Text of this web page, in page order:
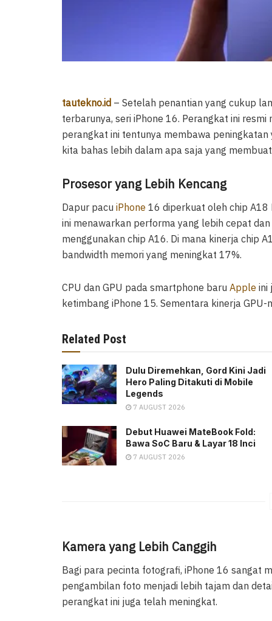
tautekno.id – Setelah penantian yang cukup
terbarunya, seri iPhone 16. Perangkat ini
perangkat ini tentunya membawa
kita bahas lebih dalam apa saja yang
Prosesor yang Lebih Kencang
Dapur pacu iPhone 16 diperkuat oleh chip A18
ini menawarkan performa yang lebih cepat
menggunakan chip A16. Di mana kinerja chip
bandwidth memori yang meningkat 17%.
CPU dan GPU pada smartphone baru Apple ini
ketimbang iPhone 15. Sementara kinerja
Related Post
Dulu Diremehkan, Gord Kini Jadi
Hero Paling Ditakuti di Mobile
Legends
7 AUGUST 2026
Debut Huawei MateBook Fold:
Bawa SoC Baru & Layar 18 Inci
7 AUGUST 2026
Kamera yang Lebih Canggih
Bagi para pecinta fotografi, iPhone 16 sangat
pengambilan foto menjadi lebih tajam dan
perangkat ini juga telah meningkat.